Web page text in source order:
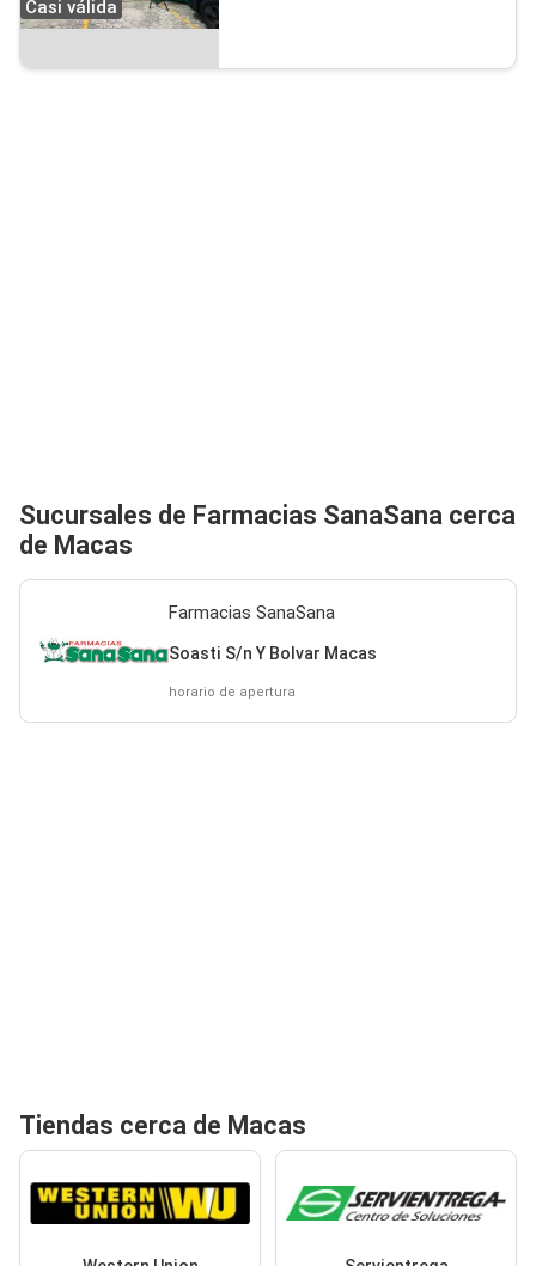
Casi válida
Sucursales de Farmacias SanaSana cerca
de Macas
Farmacias SanaSana
Soasti S/n Y Bolvar Macas
horario de apertura
Tiendas cerca de Macas